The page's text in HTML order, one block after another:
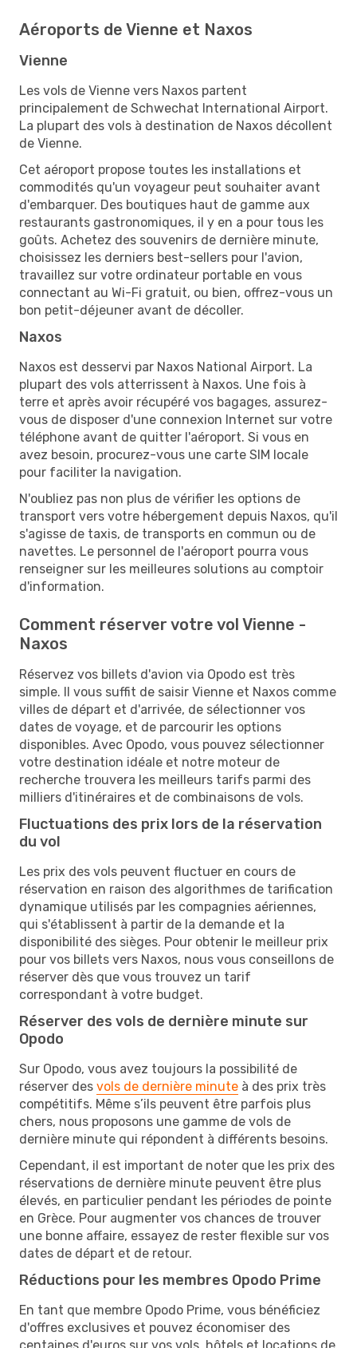
Aéroports de Vienne et Naxos
Vienne
Les vols de Vienne vers Naxos partent
principalement de Schwechat International Airport.
La plupart des vols à destination de Naxos décollent
de Vienne.
Cet aéroport propose toutes les installations et
commodités qu'un voyageur peut souhaiter avant
d'embarquer. Des boutiques haut de gamme aux
restaurants gastronomiques, il y en a pour tous les
goûts. Achetez des souvenirs de dernière minute,
choisissez les derniers best-sellers pour l'avion,
travaillez sur votre ordinateur portable en vous
connectant au Wi-Fi gratuit, ou bien, offrez-vous un
bon petit-déjeuner avant de décoller.
Naxos
Naxos est desservi par Naxos National Airport. La
plupart des vols atterrissent à Naxos. Une fois à
terre et après avoir récupéré vos bagages, assurez-
vous de disposer d'une connexion Internet sur votre
téléphone avant de quitter l'aéroport. Si vous en
avez besoin, procurez-vous une carte SIM locale
pour faciliter la navigation.
N'oubliez pas non plus de vérifier les options de
transport vers votre hébergement depuis Naxos, qu'il
s'agisse de taxis, de transports en commun ou de
navettes. Le personnel de l'aéroport pourra vous
renseigner sur les meilleures solutions au comptoir
d'information.
Comment réserver votre vol Vienne -
Naxos
Réservez vos billets d'avion via Opodo est très
simple. Il vous suffit de saisir Vienne et Naxos comme
villes de départ et d'arrivée, de sélectionner vos
dates de voyage, et de parcourir les options
disponibles. Avec Opodo, vous pouvez sélectionner
votre destination idéale et notre moteur de
recherche trouvera les meilleurs tarifs parmi des
milliers d'itinéraires et de combinaisons de vols.
Fluctuations des prix lors de la réservation
du vol
Les prix des vols peuvent fluctuer en cours de
réservation en raison des algorithmes de tarification
dynamique utilisés par les compagnies aériennes,
qui s'établissent à partir de la demande et la
disponibilité des sièges. Pour obtenir le meilleur prix
pour vos billets vers Naxos, nous vous conseillons de
réserver dès que vous trouvez un tarif
correspondant à votre budget.
Réserver des vols de dernière minute sur
Opodo
Sur Opodo, vous avez toujours la possibilité de
réserver des vols de dernière minute à des prix très
compétitifs. Même s’ils peuvent être parfois plus
chers, nous proposons une gamme de vols de
dernière minute qui répondent à différents besoins.
Cependant, il est important de noter que les prix des
réservations de dernière minute peuvent être plus
élevés, en particulier pendant les périodes de pointe
en Grèce. Pour augmenter vos chances de trouver
une bonne affaire, essayez de rester flexible sur vos
dates de départ et de retour.
Réductions pour les membres Opodo Prime
En tant que membre Opodo Prime, vous bénéficiez
d'offres exclusives et pouvez économiser des